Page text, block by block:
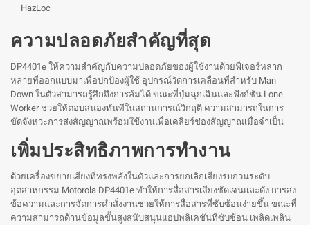
HazLoc
ความปลอดภัยสำคัญที่สุด
DP4401e ให้ความสำคัญกับความปลอดภัยของผู้ใช้งานด้วยฟีเจอร์หลาก
หลายที่ออกแบบมาเพื่อปกป้องผู้ใช้ อุปกรณ์วัดการเคลื่อนที่สำหรับ Man
Down ในตัวสามารถรู้สึกถึงการล้มได้ ขณะที่ปุ่มฉุกเฉินและฟังก์ชัน Lone
Worker ช่วยให้ตอบสนองทันทีในสถานการณ์วิกฤติ ความสามารถในการ
ขัดจังหวะการส่งสัญญาณพร้อมใช้งานเพื่อเคลียร์ช่องสัญญาณเมื่อจำเป็น
เพิ่มประสิทธิภาพการทำงาน
ด้วยเครื่องขยายเสียงที่ทรงพลังในตัวและการยกเลิกเสียงรบกวนระดับ
อุตสาหกรรม Motorola DP4401e ทำให้การสื่อสารเสียงชัดเจนและดัง การส่ง
ข้อความและการจัดการคำสั่งงานช่วยให้การสื่อสารที่ซับซ้อนง่ายขึ้น ขณะที่
ความสามารถด้านข้อมูลขั้นสูงสนับสนุนแอปพลิเคชันที่ซับซ้อน เพลิดเพลิน